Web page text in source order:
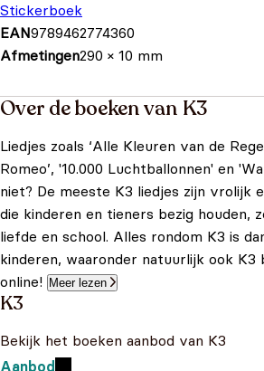
Stickerboek
EAN9789462774360
Afmetingen290 × 10 mm
Over de boeken van K3
Liedjes zoals ‘Alle Kleuren van de
Romeo’, '10.000 Luchtballonnen' en
niet? De meeste K3 liedjes zijn vrolijk
die kinderen en tieners bezig houden,
liefde en school. Alles rondom K3 is
kinderen, waaronder natuurlijk ook K3
online!
Meer lezen
K3
Bekijk het boeken aanbod van K3
Aanbod